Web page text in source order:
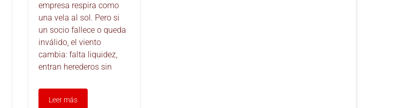
empresa respira como
una vela al sol. Pero si
un socio fallece o queda
inválido, el viento
cambia: falta liquidez,
entran herederos sin
Leer más